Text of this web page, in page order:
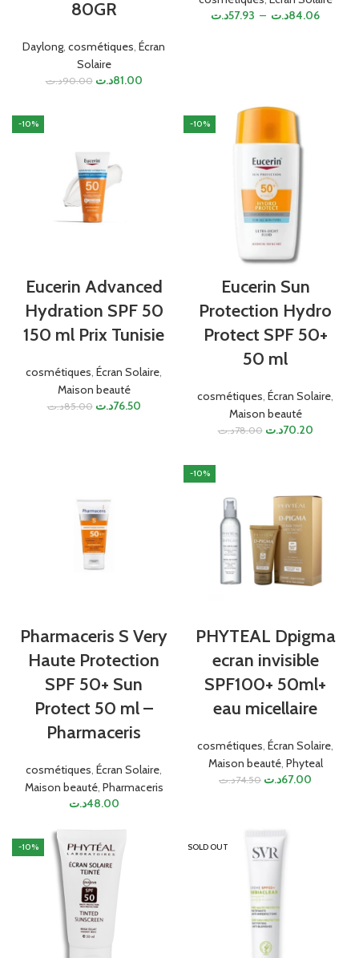
80GR
Daylong, cosmétiques, Écran
Solaire
90.00د.ت 81.00د.ت
57.93د.ت – 84.06د.ت
-10%
Eucerin Advanced
Hydration SPF 50
150 ml Prix Tunisie
cosmétiques, Écran Solaire,
Maison beauté
85.00د.ت 76.50د.ت
-10%
Eucerin Sun
Protection Hydro
Protect SPF 50+
50 ml
cosmétiques, Écran Solaire,
Maison beauté
78.00د.ت 70.20د.ت
Pharmaceris S Very
Haute Protection
SPF 50+ Sun
Protect 50 ml –
Pharmaceris
cosmétiques, Écran Solaire,
Maison beauté, Pharmaceris
48.00د.ت
-10%
PHYTEAL Dpigma
ecran invisible
SPF100+ 50ml+
eau micellaire
cosmétiques, Écran Solaire,
Maison beauté, Phyteal
74.50د.ت 67.00د.ت
-10% SOLD OUT